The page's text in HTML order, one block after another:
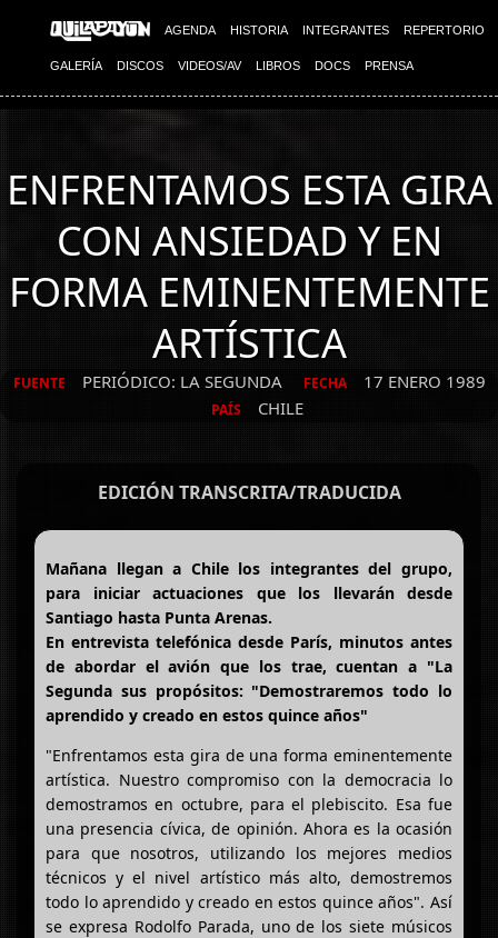
AGENDA HISTORIA INTEGRANTES REPERTORIO
GALERÍA DISCOS VIDEOS/AV LIBROS DOCS PRENSA
ENFRENTAMOS ESTA GIRA
CON ANSIEDAD Y EN
FORMA EMINENTEMENTE
ARTÍSTICA
FUENTE PERIÓDICO: LA SEGUNDA FECHA 17 ENERO 1989
PAÍS CHILE
EDICIÓN TRANSCRITA/TRADUCIDA
Mañana llegan a Chile los integrantes del grupo,
para iniciar actuaciones que los llevarán desde
Santiago hasta Punta Arenas.
En entrevista telefónica desde París, minutos antes
de abordar el avión que los trae, cuentan a "La
Segunda sus propósitos: "Demostraremos todo lo
aprendido y creado en estos quince años"
"Enfrentamos esta gira de una forma eminentemente
artística. Nuestro compromiso con la democracia lo
demostramos en octubre, para el plebiscito. Esa fue
una presencia cívica, de opinión. Ahora es la ocasión
para que nosotros, utilizando los mejores medios
técnicos y el nivel artístico más alto, demostremos
todo lo aprendido y creado en estos quince años". Así
se expresa Rodolfo Parada, uno de los siete músicos